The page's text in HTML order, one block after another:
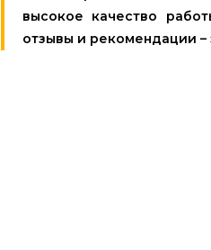
высокое качество
отзывы и рекомендации –